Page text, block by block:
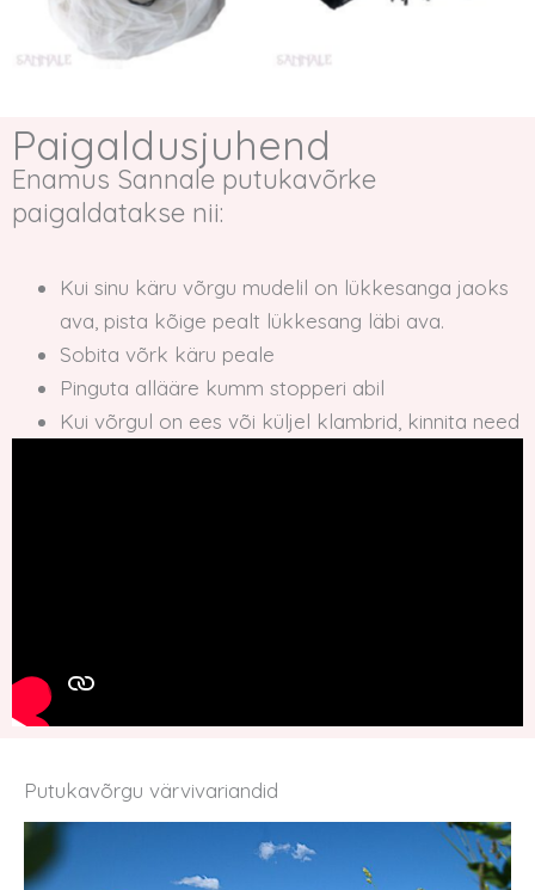
Paigaldusjuhend
Enamus Sannale putukavõrke
paigaldatakse nii:
Kui sinu käru võrgu mudelil on lükkesanga jaoks
ava, pista kõige pealt lükkesang läbi ava.
Sobita võrk käru peale
Pinguta allääre kumm stopperi abil
Kui võrgul on ees või küljel klambrid, kinnita need
Putukavõrgu värvivariandid